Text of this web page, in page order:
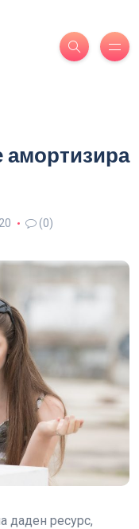
(0)
даден ресурс,